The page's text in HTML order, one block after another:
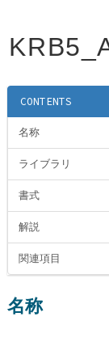
CONTENTS
名称
ライブラリ
書式
解説
関連項目
名称